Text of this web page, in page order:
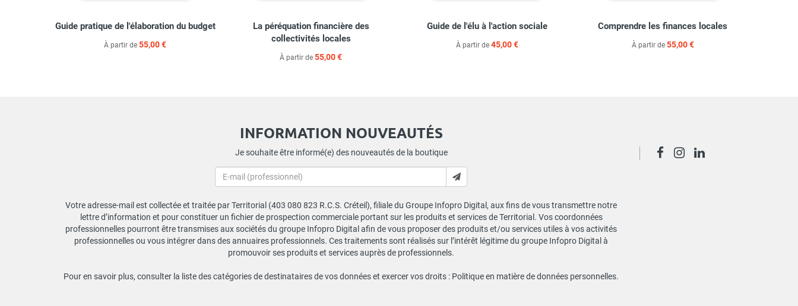
Guide pratique de l'élaboration du budget
À partir de55,00 €
La péréquation financière des
collectivités locales
À partir de55,00 €
Guide de l'élu à l'action sociale
À partir de 45,00 €
Comprendre les finances locales
À partir de 55,00 €
INFORMATION NOUVEAUTÉS
Je souhaite être informé(e) des nouveautés de la boutique
Votre adresse-mail est collectée et traitée par Territorial (403 080 823 R.C.S. Créteil), filiale du Groupe Infopro Digital, aux fins de vous transmettre notre
lettre d’information et pour constituer un fichier de prospection commerciale portant sur les produits et services de Territorial. Vos coordonnées
professionnelles pourront être transmises aux sociétés du groupe Infopro Digital afin de vous proposer des produits et/ou services utiles à vos activités
professionnelles ou vous intégrer dans des annuaires professionnels. Ces traitements sont réalisés sur l’intérêt légitime du groupe Infopro Digital à
promouvoir ses produits et services auprès de professionnels.
Pour en savoir plus, consulter la liste des catégories de destinataires de vos données et exercer vos droits : Politique en matière de données personnelles.